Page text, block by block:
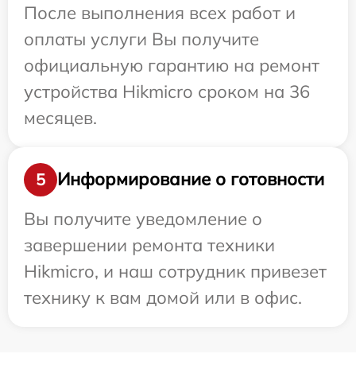
После выполнения всех работ и
оплаты услуги Вы получите
официальную гарантию на ремонт
устройства Hikmicro сроком на 36
месяцев.
5
Информирование о готовности
Вы получите уведомление о
завершении ремонта техники
Hikmicro, и наш сотрудник привезет
технику к вам домой или в офис.